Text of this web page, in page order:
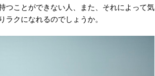
ことができない人、また、それによって気
クになれるのでしょうか。